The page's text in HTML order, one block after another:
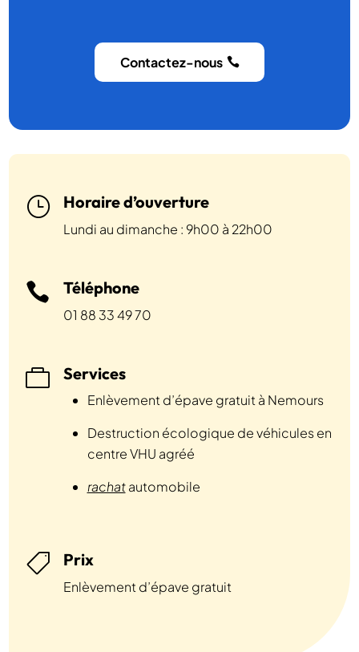
Contactez-nous
} Horaire d’ouverture
Lundi au dimanche : 9h00 à 22h00
 Téléphone
01 88 33 49 70
 Services
Enlèvement d’épave gratuit à Nemours
Destruction écologique de véhicules en
centre VHU agréé
rachatautomobile
 Prix
Enlèvement d’épave gratuit